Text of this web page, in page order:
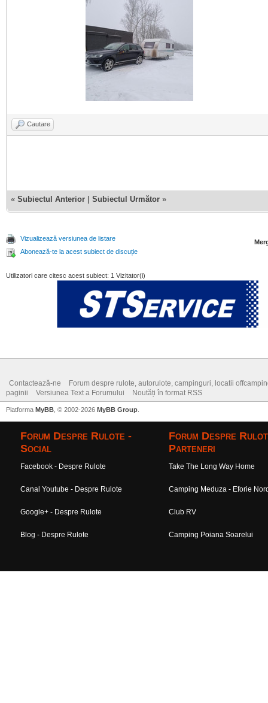
Cautare
« Subiectul Anterior Subiectul Următor »
Vizualizează versiunea de listare
Abonează-te la acest subiect de discuție
Utilizatori care citesc acest subiect: 1 Vizitator(i)
Contactează-ne
Forum despre rulote, autorulote, campinguri, locatii
paginii
Versiunea Text a Forumului Noutăți în format RSS
Platforma MyBB , © 2002-2026 MyBB Group
Forum Despre Rulote -
Social
Facebook - Despre Rulote
Canal Youtube - Despre Rulote
Google+ - Despre Rulote
Blog - Despre Rulote
Forum Despre
Parteneri
Take The Long Way Home
Camping Meduza - Eforie
Club RV
Camping Poiana Soarelui